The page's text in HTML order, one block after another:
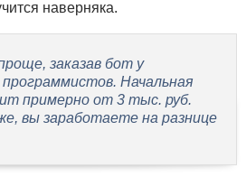
наверняка.
заказав бот у
Начальная
примерно от 3 тыс. руб.
вы заработаете на разнице